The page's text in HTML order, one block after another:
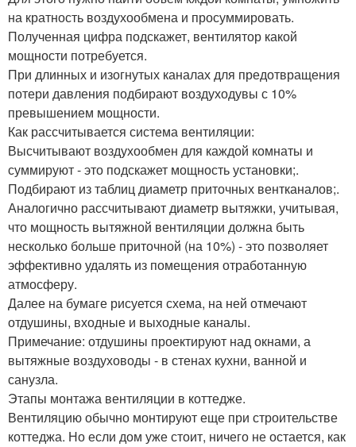
на кратность воздухообмена и просуммировать.
Полученная цифра подскажет, вентилятор какой
мощности потребуется.
При длинных и изогнутых каналах для предотвращения
потери давления подбирают воздуходувы с 10%
превышением мощности.
Как рассчитывается система вентиляции:
Высчитывают воздухообмен для каждой комнаты и
суммируют - это подскажет мощность установки;.
Подбирают из таблиц диаметр приточных вентканалов;.
Аналогично рассчитывают диаметр вытяжки, учитывая,
что мощность вытяжной вентиляции должна быть
несколько больше приточной (на 10%) - это позволяет
эффективно удалять из помещения отработанную
атмосферу.
Далее на бумаге рисуется схема, на ней отмечают
отдушины, входные и выходные каналы.
Примечание: отдушины проектируют над окнами, а
вытяжные воздуховоды - в стенах кухни, ванной и
санузла.
Этапы монтажа вентиляции в коттедже.
Вентиляцию обычно монтируют еще при строительстве
коттеджа. Но если дом уже стоит, ничего не остается, как